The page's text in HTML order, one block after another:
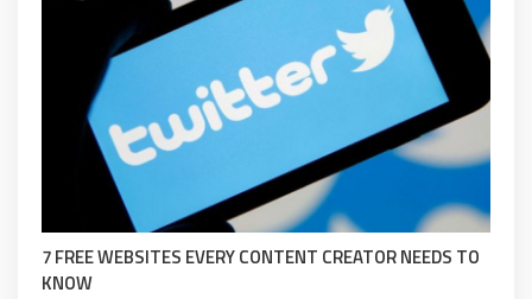
7 FREE WEBSITES EVERY CONTENT CREATOR NEEDS TO
KNOW